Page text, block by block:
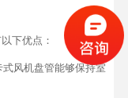
下优点：
风机盘管能够保持室